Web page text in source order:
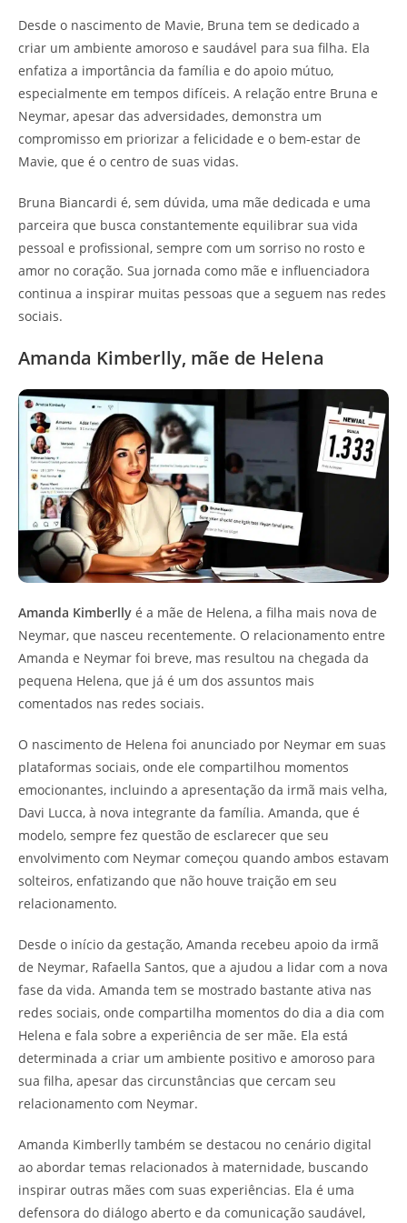
Desde o nascimento de Mavie, Bruna tem se dedicado a
criar um ambiente amoroso e saudável para sua filha. Ela
enfatiza a importância da família e do apoio mútuo,
especialmente em tempos difíceis. A relação entre Bruna e
Neymar, apesar das adversidades, demonstra um
compromisso em priorizar a felicidade e o bem-estar de
Mavie, que é o centro de suas vidas.
Bruna Biancardi é, sem dúvida, uma mãe dedicada e uma
parceira que busca constantemente equilibrar sua vida
pessoal e profissional, sempre com um sorriso no rosto e
amor no coração. Sua jornada como mãe e influenciadora
continua a inspirar muitas pessoas que a seguem nas redes
sociais.
Amanda Kimberlly, mãe de Helena
Amanda Kimberlly é a mãe de Helena, a filha mais nova de
Neymar, que nasceu recentemente. O relacionamento entre
Amanda e Neymar foi breve, mas resultou na chegada da
pequena Helena, que já é um dos assuntos mais
comentados nas redes sociais.
O nascimento de Helena foi anunciado por Neymar em suas
plataformas sociais, onde ele compartilhou momentos
emocionantes, incluindo a apresentação da irmã mais velha,
Davi Lucca, à nova integrante da família. Amanda, que é
modelo, sempre fez questão de esclarecer que seu
envolvimento com Neymar começou quando ambos estavam
solteiros, enfatizando que não houve traição em seu
relacionamento.
Desde o início da gestação, Amanda recebeu apoio da irmã
de Neymar, Rafaella Santos, que a ajudou a lidar com a nova
fase da vida. Amanda tem se mostrado bastante ativa nas
redes sociais, onde compartilha momentos do dia a dia com
Helena e fala sobre a experiência de ser mãe. Ela está
determinada a criar um ambiente positivo e amoroso para
sua filha, apesar das circunstâncias que cercam seu
relacionamento com Neymar.
Amanda Kimberlly também se destacou no cenário digital
ao abordar temas relacionados à maternidade, buscando
inspirar outras mães com suas experiências. Ela é uma
defensora do diálogo aberto e da comunicação saudável,